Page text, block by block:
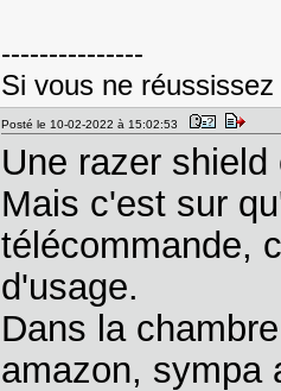
---------------
Si vous ne
Posté le 10-02-2022 à 15:02:53
Une razer
Mais c'est sur
télécommande,
d'usage.
Dans la
amazon, sympa